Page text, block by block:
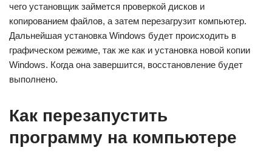
чего установщик займется проверкой дисков и
копированием файлов, а затем перезагрузит компьютер.
Дальнейшая установка Windows будет происходить в
графическом режиме, так же как и установка новой копии
Windows. Когда она завершится, восстановление будет
выполнено.
Как перезапустить
программу на компьютере